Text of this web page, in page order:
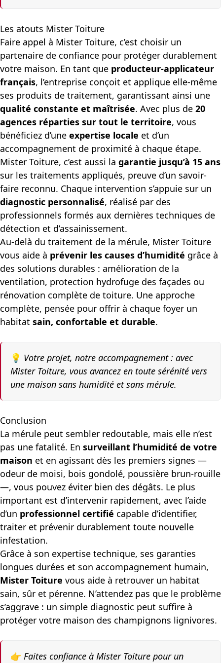
Les atouts Mister Toiture
Faire appel à Mister Toiture, c’est choisir un
partenaire de confiance pour protéger durablement
votre maison. En tant que producteur-applicateur
français, l’entreprise conçoit et applique elle-même
ses produits de traitement, garantissant ainsi une
qualité constante et maîtrisée. Avec plus de 20
agences réparties sur tout le territoire, vous
bénéficiez d’une expertise locale et d’un
accompagnement de proximité à chaque étape.
Mister Toiture, c’est aussi la garantie jusqu’à 15 ans
sur les traitements appliqués, preuve d’un savoir-
faire reconnu. Chaque intervention s’appuie sur un
diagnostic personnalisé, réalisé par des
professionnels formés aux dernières techniques de
détection et d’assainissement.
Au-delà du traitement de la mérule, Mister Toiture
vous aide à prévenir les causes d’humidité grâce à
des solutions durables : amélioration de la
ventilation, protection hydrofuge des façades ou
rénovation complète de toiture. Une approche
complète, pensée pour offrir à chaque foyer un
habitat sain, confortable et durable.
💡 Votre projet, notre accompagnement : avec
Mister Toiture, vous avancez en toute sérénité vers
une maison sans humidité et sans mérule.
Conclusion
La mérule peut sembler redoutable, mais elle n’est
pas une fatalité. En surveillant l’humidité de votre
maison et en agissant dès les premiers signes —
odeur de moisi, bois gondolé, poussière brun-rouille
—, vous pouvez éviter bien des dégâts. Le plus
important est d’intervenir rapidement, avec l’aide
d’un professionnel certifié capable d’identifier,
traiter et prévenir durablement toute nouvelle
infestation.
Grâce à son expertise technique, ses garanties
longues durées et son accompagnement humain,
Mister Toiture vous aide à retrouver un habitat
sain, sûr et pérenne. N’attendez pas que le problème
s’aggrave : un simple diagnostic peut suffire à
protéger votre maison des champignons lignivores.
👉 Faites confiance à Mister Toiture pour un